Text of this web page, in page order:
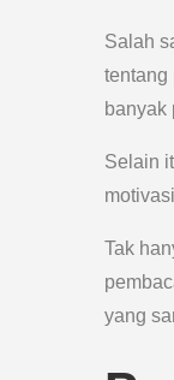
Salah
tentang
banyak
Selain
Tak
yang